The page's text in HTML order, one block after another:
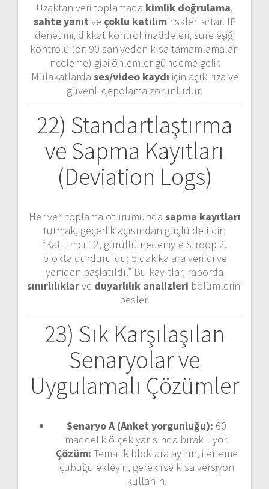
Uzaktan veri toplamada kimlik doğrulama,
sahte yanıt ve çoklu katılımriskleri artar. IP
denetimi, dikkat kontrol maddeleri, süre eşiği
kontrolü (ör. 90 saniyeden kısa tamamlamaları
inceleme) gibi önlemler gündeme gelir.
Mülakatlarda ses/video kaydı için açık rıza ve
güvenli depolama zorunludur.
22) Standartlaştırma
ve Sapma Kayıtları
(Deviation Logs)
Her veri toplama oturumunda sapma kayıtları
tutmak, geçerlik açısından güçlü delildir:
“Katılımcı 12, gürültü nedeniyle Stroop 2.
blokta durduruldu; 5 dakika ara verildi ve
yeniden başlatıldı.” Bu kayıtlar, raporda
sınırlılıklarve duyarlılık analizleri bölümlerini
besler.
23) Sık Karşılaşılan
Senaryolar ve
Uygulamalı Çözümler
Senaryo A (Anket yorgunluğu): 60
maddelik ölçek yarısında bırakılıyor.
Çözüm: Tematik bloklara ayırın, ilerleme
çubuğu ekleyin, gerekirse kısa versiyon
kullanın.